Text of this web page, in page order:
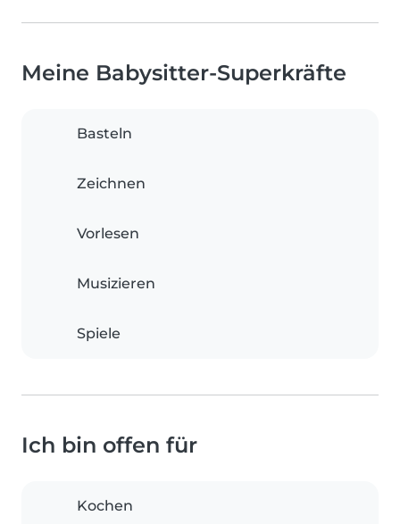
Meine Babysitter-Superkräfte
Basteln
Zeichnen
Vorlesen
Musizieren
Spiele
Ich bin offen für
Kochen